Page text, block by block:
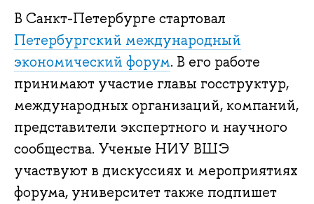
В Санкт-Петербурге стартовал
Петербургский международный
экономический форум. В его работе
принимают участие главы госструктур,
международных организаций, компаний,
представители экспертного и научного
сообщества. Ученые НИУ ВШЭ
участвуют в дискуссиях и мероприятиях
форума, университет также подпишет